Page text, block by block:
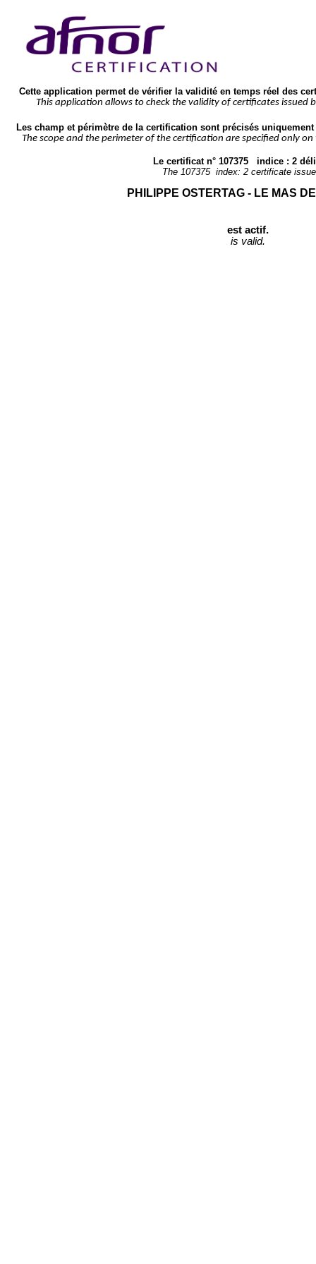
Cette application permet de vérifier la validité en temps réel des
This application allows to check the validity of certificates issued
Les champ et périmètre de la certification sont précisés
The scope and the perimeter of the certification are specified only
Le certificat n° 107375
   indice :
2
The 107375
  index:
2 certificate
PHILIPPE OSTERTAG - LE MAS
est actif.
is valid.